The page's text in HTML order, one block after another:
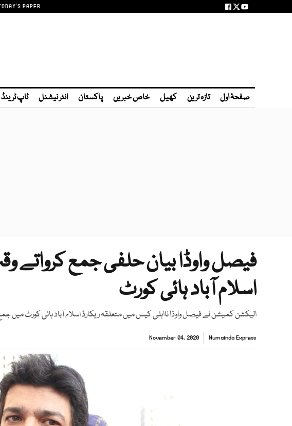
PAPER
صفحۂ اول تازہ ترین کھیل خاص خبریں پاکستان انٹر نیشنل ٹاپ ٹرینڈ
فیصل واوڈا بیان حلفی جمع کرواتے
اسلام آباد ہائی کورٹ
الیکشن کمیشن نے فیصل واوڈا نااہلی کیس میں متعلقہ ریکارڈ اسلام آباد ہائی کورٹ میں جمع
Numainda Express
November 04, 2020